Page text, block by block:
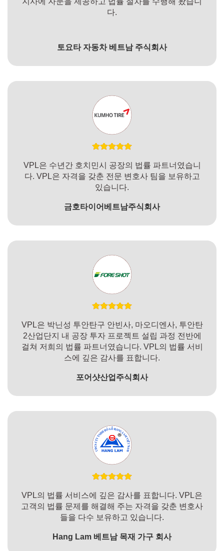
다.
토요타 자동차 베트남 주식회사
VPL은 수년간 호치민시 공장의 법률 파트너였습니
다. VPL은 자격을 갖춘 전문 변호사 팀을 보유하고
있습니다.
금호타이어베트남주식회사
VPL은 박닌성 투안탄구 안빈사, 마오디엔사, 투안탄
2산업단지 내 공장 투자 프로젝트 설립 과정 전반에
걸쳐 저희의 법률 파트너였습니다. VPL의 법률 서비
스에 깊은 감사를 표합니다.
포어샷산업주식회사
VPL의 법률 서비스에 깊은 감사를 표합니다. VPL은
고객의 법률 문제를 해결해 주는 자격을 갖춘 변호사
들을 다수 보유하고 있습니다.
Hang Lam 베트남 목재 가구 회사